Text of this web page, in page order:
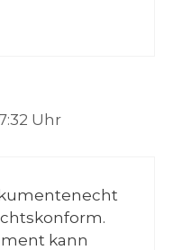
Uhr
kann